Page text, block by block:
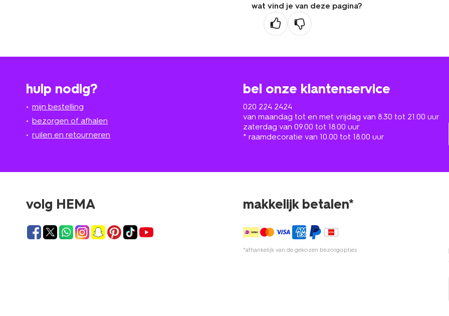
wat vind je van deze pagina?
hulp nodig?
mijn bestelling
bezorgen of afhalen
ruilen en retourneren
bel onze klantenservice
020 224 2424
van maandag tot en met vrijdag van 8.30 tot 21.00 uur
zaterdag van 09.00 tot 18.00 uur
* raamdecoratie van 10.00 tot 18.00 uur
volg HEMA makkelijk betalen*
*afhankelijk van de gekozen bezorgopties